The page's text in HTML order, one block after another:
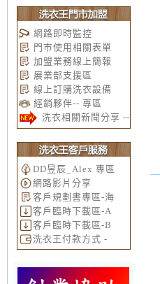
網路即時監控
門市使用相關表單
加盟業務線上簡報
展業部支援區
線上訂購洗衣設備
經銷夥伴-- 專區
洗衣相關新聞分享 --
DD昱辰_Alex 專區
網路影片分享
客戶規劃書專區-海
客戶臨時下載區-A
客戶臨時下載區-B
洗衣王付款方式 -